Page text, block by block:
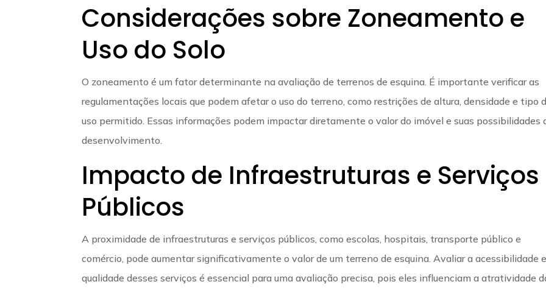
Considerações sobre Zoneamento e
Uso do Solo
O zoneamento é um fator determinante na avaliação de terrenos de esquina. É importante verificar as
regulamentações locais que podem afetar o uso do terreno, como restrições de altura, densidade e tipo
uso permitido. Essas informações podem impactar diretamente o valor do imóvel e suas possibilidades
desenvolvimento.
Impacto de Infraestruturas e Serviços
Públicos
A proximidade de infraestruturas e serviços públicos, como escolas, hospitais, transporte público e
comércio, pode aumentar significativamente o valor de um terreno de esquina. Avaliar a acessibilidade
qualidade desses serviços é essencial para uma avaliação precisa, pois eles influenciam a atratividade